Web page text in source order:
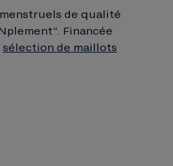
de qualité
Financée
sélection de maillots